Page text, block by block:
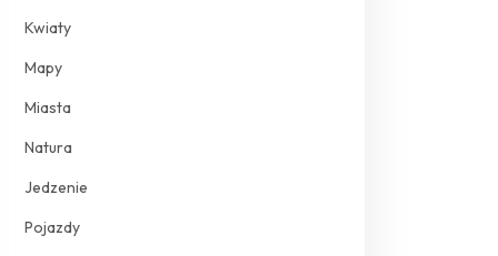
Kwiaty
Mapy
Miasta
Natura
Jedzenie
Pojazdy